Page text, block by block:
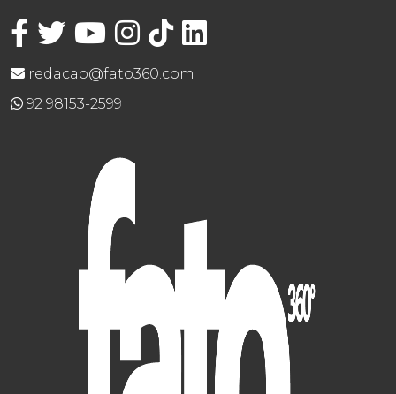
redacao@fato360.com
92 98153-2599